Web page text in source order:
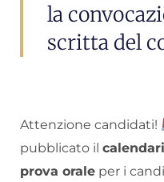
la
scritta del
Attenzione candidati!
pubblicato il
prova orale per i